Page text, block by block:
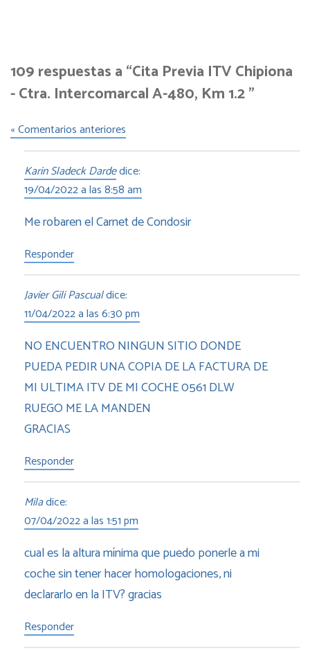
109 respuestas a “Cita Previa ITV Chipiona
- Ctra. Intercomarcal A-480, Km 1.2 ”
« Comentarios anteriores
Karin Sladeck Dardedice:
19/04/2022 a las 8:58 am
Me robaren el Carnet de Condosir
Responder
Javier Gili Pascualdice:
11/04/2022 a las 6:30 pm
NO ENCUENTRO NINGUN SITIO DONDE
PUEDA PEDIR UNA COPIA DE LA FACTURA DE
MI ULTIMA ITV DE MI COCHE 0561 DLW
RUEGO ME LA MANDEN
GRACIAS
Responder
Miladice:
07/04/2022 a las 1:51 pm
cual es la altura mínima que puedo ponerle a mi
coche sin tener hacer homologaciones, ni
declararlo en la ITV? gracias
Responder